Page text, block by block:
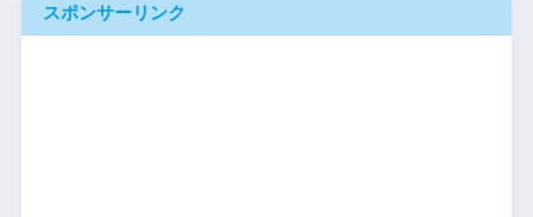
スポンサーリンク